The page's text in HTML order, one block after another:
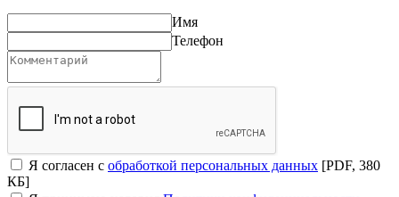
Имя
Телефон
Я согласен с обработкой персональных данных [PDF, 380
КБ]